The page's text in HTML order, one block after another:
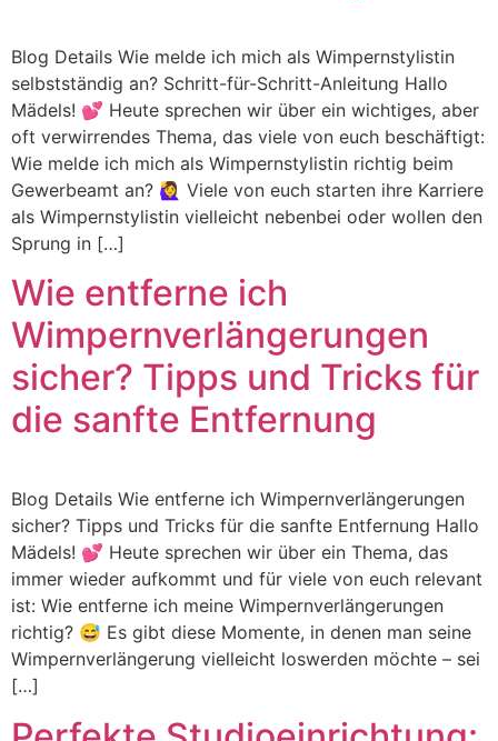
Blog Details Wie melde ich mich als Wimpernstylistin
selbstständig an? Schritt-für-Schritt-Anleitung Hallo
Mädels! 💕 Heute sprechen wir über ein wichtiges, aber
oft verwirrendes Thema, das viele von euch beschäftigt:
Wie melde ich mich als Wimpernstylistin richtig beim
Gewerbeamt an? 🙋‍♀️ Viele von euch starten ihre Karriere
als Wimpernstylistin vielleicht nebenbei oder wollen den
Sprung in […]
Wie entferne ich
Wimpernverlängerungen
sicher? Tipps und Tricks für
die sanfte Entfernung
Blog Details Wie entferne ich Wimpernverlängerungen
sicher? Tipps und Tricks für die sanfte Entfernung Hallo
Mädels! 💕 Heute sprechen wir über ein Thema, das
immer wieder aufkommt und für viele von euch relevant
ist: Wie entferne ich meine Wimpernverlängerungen
richtig? 😅 Es gibt diese Momente, in denen man seine
Wimpernverlängerung vielleicht loswerden möchte – sei
[…]